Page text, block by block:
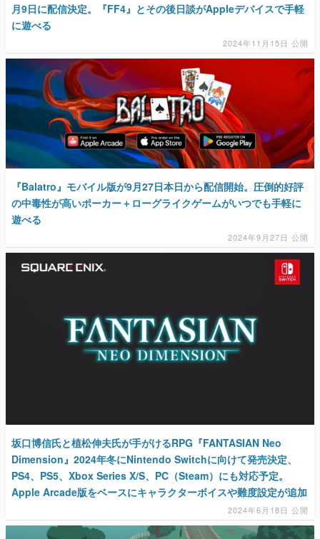
月9日に配信決定。『FF4』とその後日談がAppleデバイスで手軽
に遊べる
2024年11月15日 公開
『Balatro』モバイル版が9月27日本日から配信開始。圧倒的好評
の中毒性が高いポーカー＋ローグライクゲームがいつでも手軽に
遊べる
2024年9月27日 公開
坂口博信氏と植松伸夫氏が手がけるRPG『FANTASIAN Neo
Dimension』2024年冬にNintendo Switchに向けて発売決定、
PS4、PS5、Xbox Series X/S、PC（Steam）にも対応予定。
Apple Arcade版をベースにキャラクターボイスや難度設定が追加
2024年6月18日 公開